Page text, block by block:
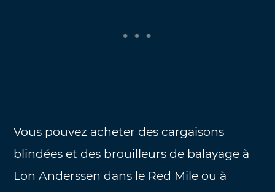
Vous pouvez acheter des cargaisons
blindées et des brouilleurs de balayage à
Lon Anderssen dans le Red Mile ou à